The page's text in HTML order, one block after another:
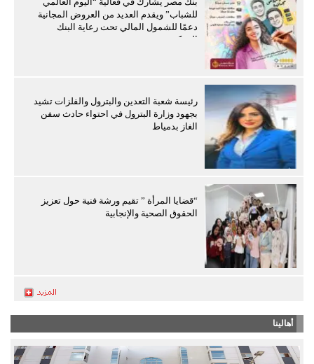
للشباب” ويقدم العديد من العروض المجانية
دعمًا للشمول المالي تحت رعاية البنك
المركزي
رئيسة شعبة التعدين والبترول والفلزات تشيد
بجهود وزارة البترول في احتواء حادث سفن
الغاز بدمياط
“قضايا المرأة ” تقيم ورشة فنية حول تعزيز
الحقوق الصحية والإنجابية
أهالينا